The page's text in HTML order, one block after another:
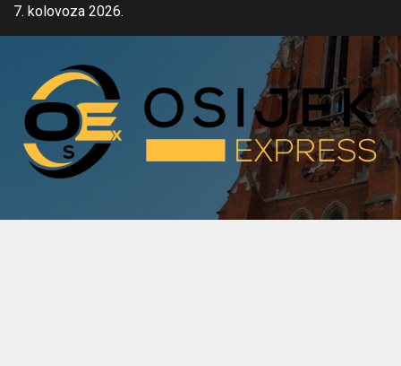
Skip7. kolovoza 2026.